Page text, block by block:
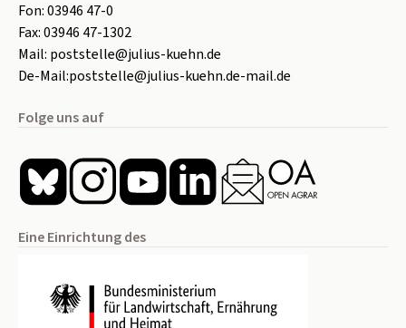
Fon:03946 47-0
Fax:03946 47-1302
Mail: poststelle@julius-kuehn.de
De-Mail:poststelle@julius-kuehn.de-mail.de
Folge uns auf
Eine Einrichtung des